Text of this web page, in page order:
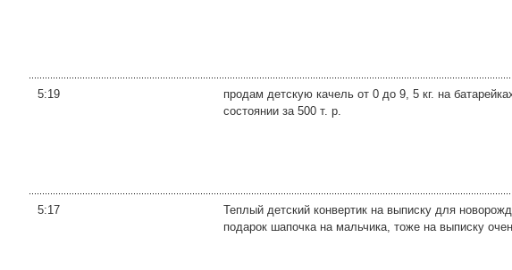
5:19
продам детскую качель от 0 до 9, 5 кг. на
состоянии за 500 т. р.
5:17
Теплый детский конвертик на выписку для
подарок шапочка на мальчика, тоже на выписку